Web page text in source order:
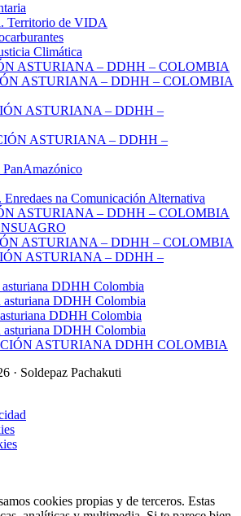
Territorio de VIDA
Climática
ASTURIANA – DDHH – COLOMBIA
ASTURIANA – DDHH – COLOMBIA
ASTURIANA – DDHH –
ASTURIANA – DDHH –
Enredaes na Comunicación Alternativa
ASTURIANA – DDHH – COLOMBIA
ASTURIANA – DDHH – COLOMBIA
ASTURIANA – DDHH –
DDHH Colombia
DDHH Colombia
DDHH Colombia
DDHH Colombia
ASTURIANA DDHH COLOMBIA
· Soldepaz Pachakuti
cookies propias y de terceros. Estas